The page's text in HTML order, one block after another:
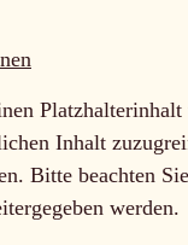
Inhalt
Bitte beachten
werden.